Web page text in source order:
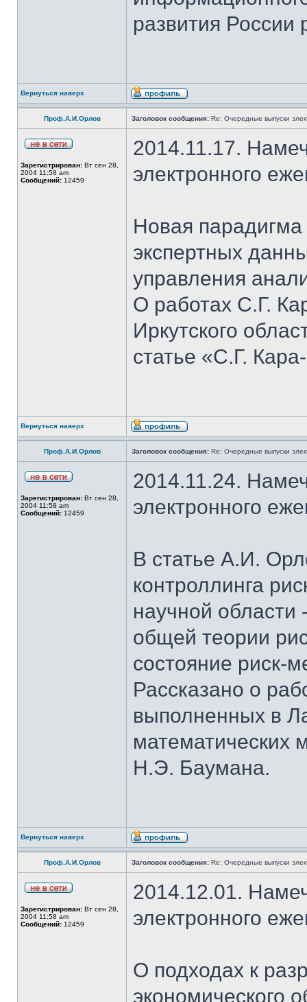
развития России
Вернуться наверх
Проф.А.И.Орлов Заголовок сообщения: Re: Очередные выпуски
Зарегистрирован: Вт сен 28,
2004 11:58 am
Сообщений: 12459
2014.11.17.
электронного
Новая парадигма
экспертных
управления
О работах С.Г.
Иркутского
статье «С.Г.
Вернуться наверх
Проф.А.И.Орлов Заголовок сообщения: Re: Очередные выпуски
Зарегистрирован: Вт сен 28,
2004 11:58 am
Сообщений: 12459
2014.11.24.
электронного
В статье А.И.
контроллинга
научной области
общей теории
состояние риск-
Рассказано о
выполненных в
математических
Н.Э. Баумана.
Вернуться наверх
Проф.А.И.Орлов Заголовок сообщения: Re: Очередные выпуски
Зарегистрирован: Вт сен 28,
2004 11:58 am
Сообщений: 12459
2014.12.01.
электронного
О подходах к
экономического